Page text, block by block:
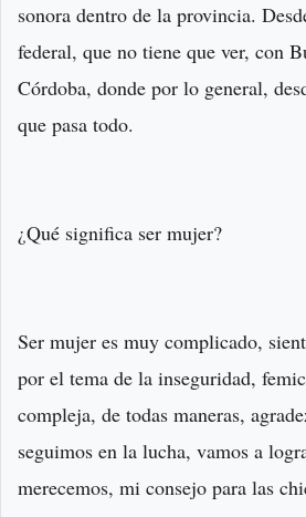
sonora dentro de la provincia.
federal, que no tiene que ver, con
Córdoba, donde por lo general,
que pasa todo.
¿Qué significa ser mujer?
Ser mujer es muy complicado,
por el tema de la inseguridad,
compleja, de todas maneras,
seguimos en la lucha, vamos a
merecemos, mi consejo para las